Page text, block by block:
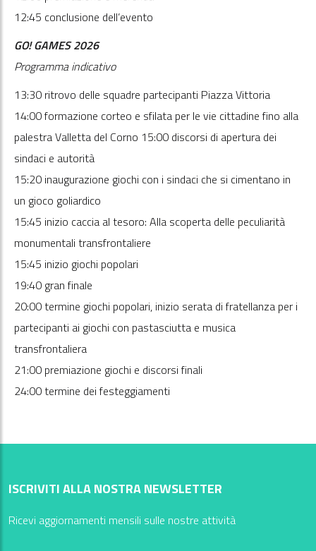
12:45 conclusione dell’evento
GO! GAMES 2026
Programma indicativo
13:30 ritrovo delle squadre partecipanti Piazza Vittoria
14:00 formazione corteo e sfilata per le vie cittadine fino alla
palestra Valletta del Corno 15:00 discorsi di apertura dei
sindaci e autorità
15:20 inaugurazione giochi con i sindaci che si cimentano in
un gioco goliardico
15:45 inizio caccia al tesoro: Alla scoperta delle peculiarità
monumentali transfrontaliere
15:45 inizio giochi popolari
19:40 gran finale
20:00 termine giochi popolari, inizio serata di fratellanza per i
partecipanti ai giochi con pastasciutta e musica
transfrontaliera
21:00 premiazione giochi e discorsi finali
24:00 termine dei festeggiamenti
ISCRIVITI ALLA NOSTRA NEWSLETTER
Ricevi aggiornamenti mensili sulle nostre attività